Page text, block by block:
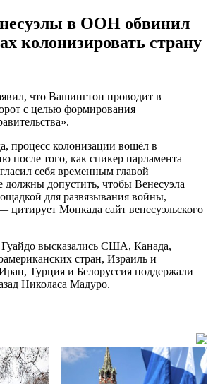
в ООН обвинил
колонизировать страну
что Вашингтон проводит в
с целью формирования
процесс колонизации вошёл в
после того, как спикер парламента
себя временным главой
должны допустить, чтобы Венесуэла
для развязывания войны,
Монкада сайт венесуэльского
высказались США, Канада,
стран, Израиль и
Турция и Белоруссия поддержали
Николаса Мадуро.